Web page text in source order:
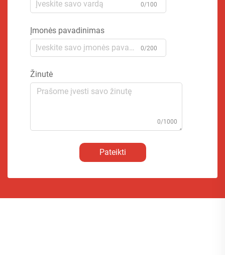
0/100
Įmonės pavadinimas
0/200
Žinutė
0/1000
Pateikti